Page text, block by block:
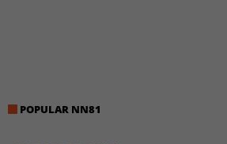
POPULAR NN81